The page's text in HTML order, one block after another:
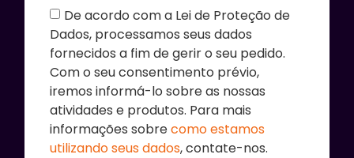
De acordo com a Lei de Proteção de
Dados, processamos seus dados
fornecidos a fim de gerir o seu pedido.
Com o seu consentimento prévio,
iremos informá-lo sobre as nossas
atividades e produtos. Para mais
informações sobrecomo estamos
utilizando seus dados, contate-nos.